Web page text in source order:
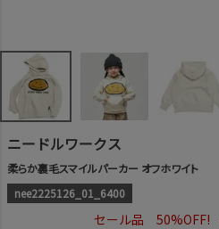
ニードルワークス
柔らか裏毛スマイルパーカー オフホワイト
nee2225126_01_6400
セール品 50%OFF!